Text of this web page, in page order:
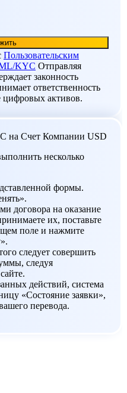
Пользовательским
KYC Отправляя
законность
ответственность
цифровых активов.
на Счет Компании USD
несколько
формы.
договора на оказание
их, поставьте
поле и нажмите
следует совершить
следуя
действий, система
«Состояние заявки»,
перевода.